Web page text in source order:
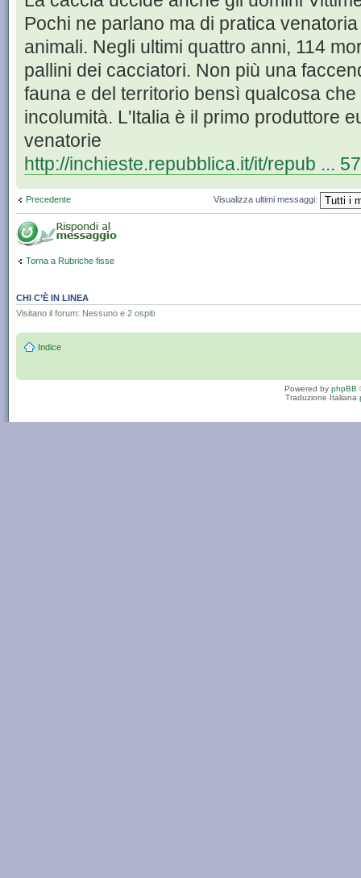
Pochi ne parlano ma di pratica
animali. Negli ultimi quattro anni, 114
pallini dei cacciatori. Non più una
fauna e del territorio bensì qualcosa
incolumità. L'Italia è il primo produttore
venatorie
http://inchieste.repubblica.it/it/repub ...
Precedente Visualizza ultimi messaggi:
Torna a Rubriche fisse
CHI C’È IN LINEA
Visitano il forum: Nessuno e 2 ospiti
Indice
Powered by phpBB
Traduzione Italiana